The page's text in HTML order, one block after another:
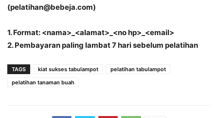
(pelatihan@bebeja.com)
1. Format: <nama>_<alamat>_<no hp>_<email>
2. Pembayaran paling lambat 7 hari sebelum pelatihan
TAGS kiat sukses tabulampot
pelatihan tabulampot
pelatihan tanaman buah